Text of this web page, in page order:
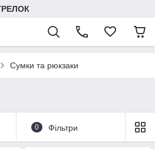
Сумки та рюкзаки
0 Фільтри